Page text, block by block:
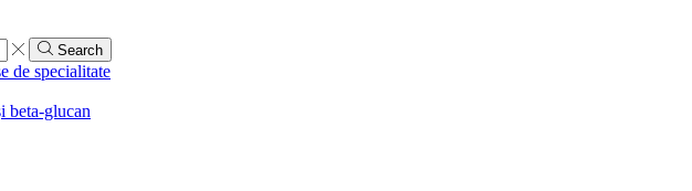
Search
de specialitate